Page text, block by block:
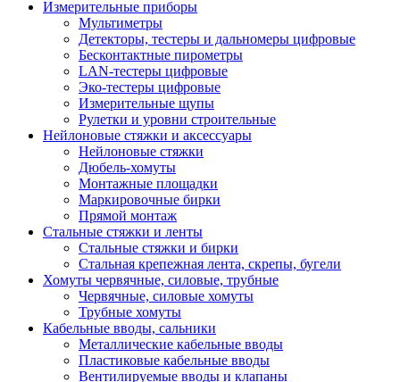
Измерительные приборы
Мультиметры
Детекторы, тестеры и дальномеры цифровые
Бесконтактные пирометры
LAN-тестеры цифровые
Эко-тестеры цифровые
Измерительные щупы
Рулетки и уровни строительные
Нейлоновые стяжки и аксессуары
Нейлоновые стяжки
Дюбель-хомуты
Монтажные площадки
Маркировочные бирки
Прямой монтаж
Стальные стяжки и ленты
Стальные стяжки и бирки
Стальная крепежная лента, скрепы, бугели
Хомуты червячные, силовые, трубные
Червячные, силовые хомуты
Трубные хомуты
Кабельные вводы, сальники
Металлические кабельные вводы
Пластиковые кабельные вводы
Вентилируемые вводы и клапаны